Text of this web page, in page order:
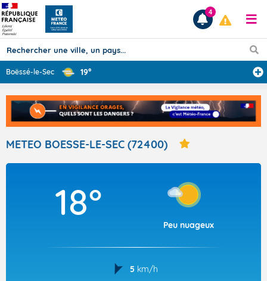
Prévisions
TOUS LES RÉSULTATS
Articles
4
Boëssé-le-Sec 19°
METEO BOESSE-LE-SEC (72400)
18°
Peu nuageux
5 km/h